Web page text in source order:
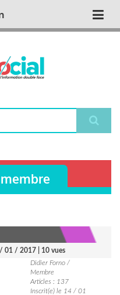
01 / 2017 | 10 vues
Didier Forno /
Membre
Articles : 137
Inscrit(e) le 14 / 01